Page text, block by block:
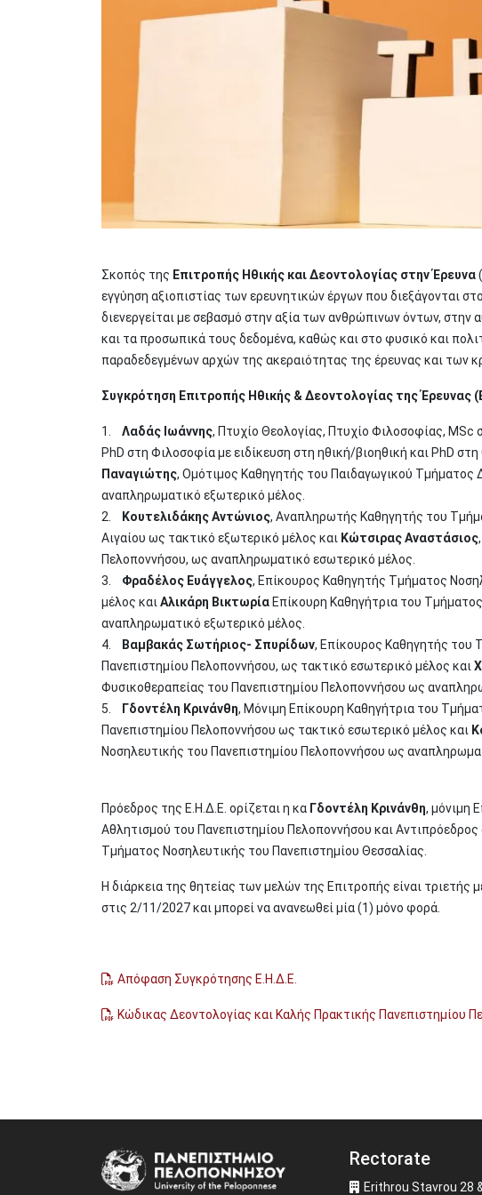
Σκοπός της Επιτροπής Ηθικής και Δεοντολογίας στην Έρευνα
εγγύηση αξιοπιστίας των ερευνητικών έργων που διεξάγονται
διενεργείται με σεβασμό στην αξία των ανθρώπινων όντων,
και τα προσωπικά τους δεδομένα, καθώς και στο φυσικό και
παραδεδεγμένων αρχών της ακεραιότητας της έρευνας και των
Συγκρότηση Επιτροπής Ηθικής & Δεοντολογίας της Έρευνας
1. Λαδάς Ιωάννης, Πτυχίο Θεολογίας, Πτυχίο Φιλοσοφίας,
PhD στη Φιλοσοφία με ειδίκευση στη ηθική/βιοηθική και PhD
Παναγιώτης, Ομότιμος Καθηγητής του Παιδαγωγικού
αναπληρωματικό εξωτερικό μέλος.
2.
Κουτελιδάκης Αντώνιος, Αναπληρωτής Καθηγητής του
Αιγαίου ως τακτικό εξωτερικό μέλος και Κώτσιρας Αναστάσιος
Πελοποννήσου, ως αναπληρωματικό εσωτερικό μέλος.
3. Φραδέλος Ευάγγελος, Επίκουρος Καθηγητής Τμήματος
μέλος και Αλικάρη Βικτωρία Επίκουρη Καθηγήτρια του
αναπληρωματικό εξωτερικό μέλος.
4.
Βαμβακάς Σωτήριος- Σπυρίδων, Επίκουρος Καθηγητής του
Πανεπιστημίου Πελοποννήσου, ως τακτικό εσωτερικό μέλος και
Φυσικοθεραπείας του Πανεπιστημίου Πελοποννήσου ως
5.
Γδοντέλη Κρινάνθη, Μόνιμη Επίκουρη Καθηγήτρια του
Πανεπιστημίου Πελοποννήσου ως τακτικό εσωτερικό μέλος και
Νοσηλευτικής του Πανεπιστημίου Πελοποννήσου ως
Πρόεδρος της Ε.Η.Δ.Ε. ορίζεται η κα Γδοντέλη Κρινάνθη, μόνιμη
Αθλητισμού του Πανεπιστημίου Πελοποννήσου και Αντιπρόεδρος
Τμήματος Νοσηλευτικής του Πανεπιστημίου Θεσσαλίας.
Η διάρκεια της θητείας των μελών της Επιτροπής είναι
στις 2/11/2027 και μπορεί να ανανεωθεί μία (1) μόνο φορά.
Απόφαση Συγκρότησης Ε.Η.Δ.Ε.
Κώδικας Δεοντολογίας και Καλής Πρακτικής Πανεπιστημίου
Image Rectorate
Erithrou Stavrou 28